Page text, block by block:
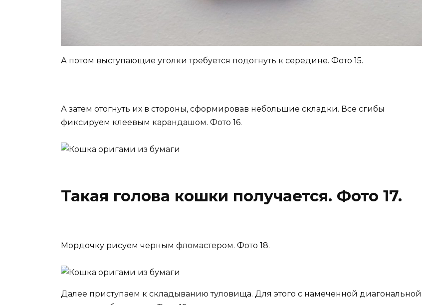
А потом выступающие уголки требуется подогнуть к середине. Фото 15.
А затем отогнуть их в стороны, сформировав небольшие складки. Все сгибы
фиксируем клеевым карандашом. Фото 16.
Такая голова кошки получается. Фото 17.
Мордочку рисуем черным фломастером. Фото 18.
Далее приступаем к складыванию туловища. Для этого с намеченной диагональной